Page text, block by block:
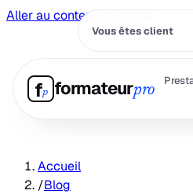
Aller au contenu principal
Vous êtes client
fp formateurpro
Accueil
/Blog